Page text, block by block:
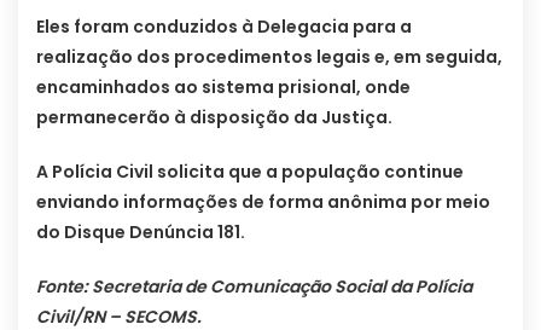
Eles foram conduzidos à Delegacia para a
realização dos procedimentos legais e, em seguida,
encaminhados ao sistema prisional, onde
permanecerão à disposição da Justiça.
A Polícia Civil solicita que a população continue
enviando informações de forma anônima por meio
do Disque Denúncia 181.
Fonte: Secretaria de Comunicação Social da Polícia
Civil/RN – SECOMS.